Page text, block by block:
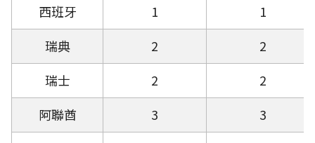
西班牙
1
1
瑞典
2
2
瑞士
2
2
阿聯酋
3
3